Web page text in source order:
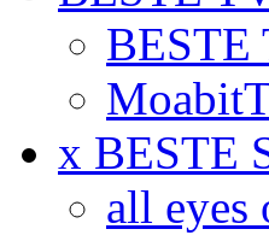
BESTE
x BESTE
all eyes